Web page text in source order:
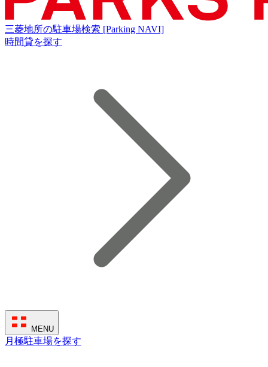
三菱地所の駐車場検索 [Parking NAVI]
時間貸を探す
MENU
月極駐車場を探す